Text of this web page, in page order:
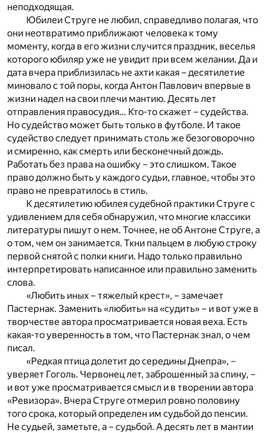
неподходящая.
Юбилеи Струге не любил, справедливо полагая, что
они неотвратимо приближают человека к тому
моменту, когда в его жизни случится праздник, веселья
которого юбиляр уже не увидит при всем желании. Да и
дата вчера приблизилась не ахти какая – десятилетие
миновало с той поры, когда Антон Павлович впервые в
жизни надел на свои плечи мантию. Десять лет
отправления правосудия… Кто-то скажет – судейства.
Но судейство может быть только в футболе. И такое
судейство следует принимать столь же безоговорочно
и смиренно, как смерть или бесконечный дождь.
Работать без права на ошибку – это слишком. Такое
право должно быть у каждого судьи, главное, чтобы это
право не превратилось в стиль.
К десятилетию юбилея судебной практики Струге с
удивлением для себя обнаружил, что многие классики
литературы пишут о нем. Точнее, не об Антоне Струге, а
о том, чем он занимается. Ткни пальцем в любую строку
первой снятой с полки книги. Надо только правильно
интерпретировать написанное или правильно заменить
слова.
«Любить иных – тяжелый крест», – замечает
Пастернак. Заменить «любить» на «судить» – и вот уже в
творчестве автора просматривается новая веха. Есть
какая-то уверенность в том, что Пастернак знал, о чем
писал.
«Редкая птица долетит до середины Днепра», –
уверяет Гоголь. Червонец лет, заброшенный за спину, –
и вот уже просматривается смысл и в творении автора
«Ревизора». Вчера Струге отмерил ровно половину
того срока, который определен им судьбой до пенсии.
Не судьей, заметьте, а – судьбой. А десять лет в мантии